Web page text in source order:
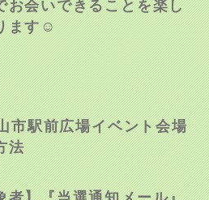
お会いできることを楽し
ます☺
市駅前広場イベント会場
法